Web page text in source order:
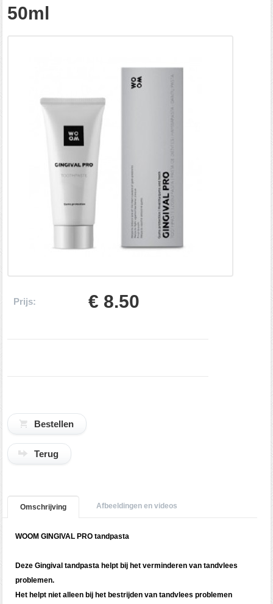
50ml
Prijs: € 8.50
Terug
Omschrijving Afbeeldingen en videos
WOOM GINGIVAL PRO tandpasta
Deze Gingival tandpasta helpt bij het verminderen van tandvlees
problemen.
Het helpt niet alleen bij het bestrijden van tandvlees problemen